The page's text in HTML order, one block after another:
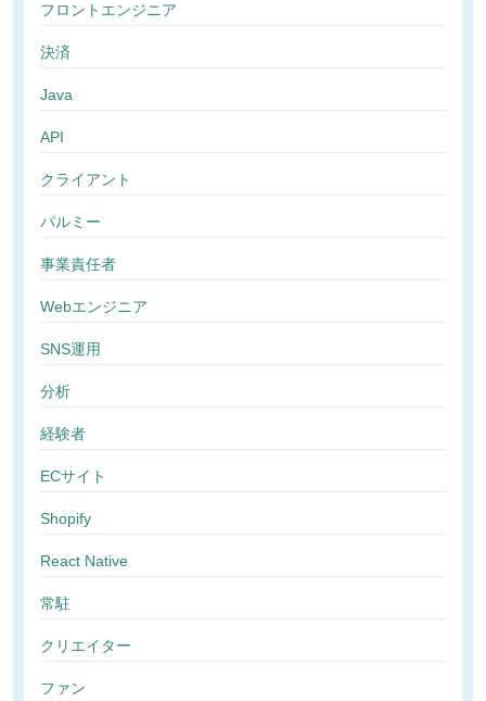
フロントエンジニア
決済
Java
API
クライアント
パルミー
事業責任者
Webエンジニア
SNS運用
分析
経験者
ECサイト
Shopify
React Native
常駐
クリエイター
ファン